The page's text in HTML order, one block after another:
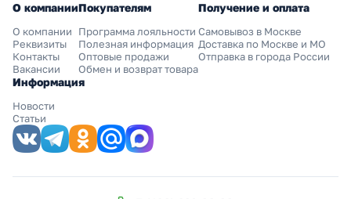
О компании
О компании
Реквизиты
Контакты
Вакансии
Покупателям
Программа лояльности
Полезная информация
Оптовые продажи
Обмен и возврат товара
Получение и оплата
Самовывоз в Москве
Доставка по Москве и МО
Отправка в города России
Информация
Новости
Статьи